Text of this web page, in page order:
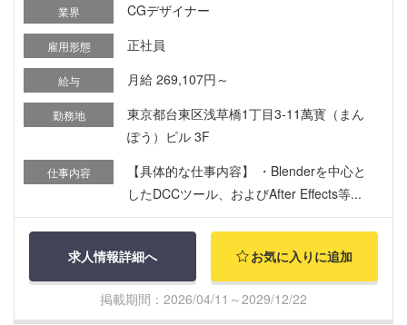
業界 CGデザイナー
雇用形態 正社員
給与 月給 269,107円～
勤務地
東京都台東区浅草橋1丁目3-11萬寳（まん
ぽう）ビル 3F
仕事内容
【具体的な仕事内容】 ・Blenderを中心と
したDCCツール、およびAfter Effects等...
求人情報詳細へ お気に入りに追加
掲載期間：2026/04/11～2029/12/22